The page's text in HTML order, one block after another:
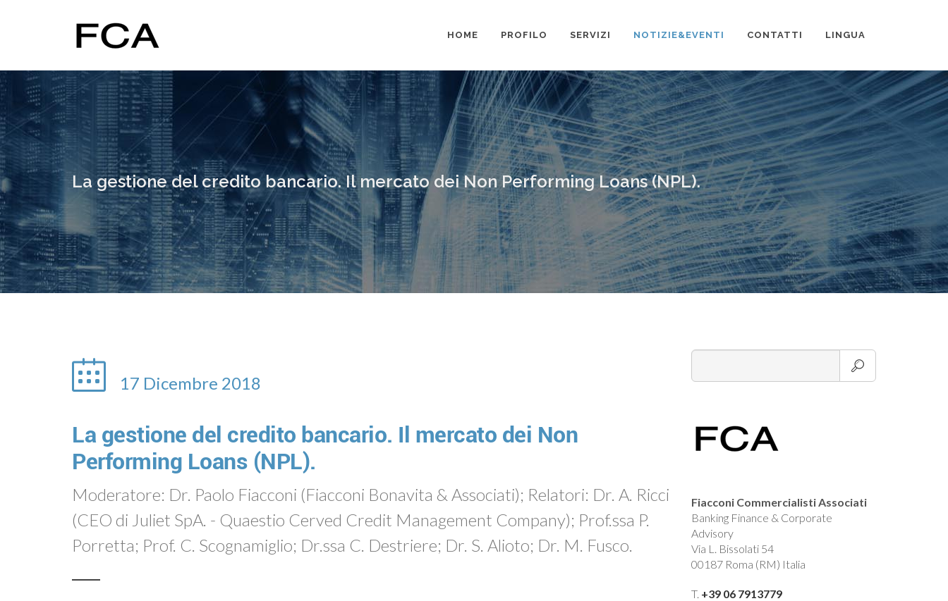
HOME PROFILO SERVIZI NOTIZIE&EVENTI CONTATTI LINGUA
La gestione del credito bancario. Il mercato dei Non Performing Loans (NPL).
17 Dicembre 2018
La gestione del credito bancario. Il mercato dei Non
Performing Loans (NPL).
Moderatore: Dr. Paolo Fiacconi (Fiacconi Bonavita & Associati); Relatori: Dr. A. Ricci
(CEO di Juliet SpA. - Quaestio Cerved Credit Management Company); Prof.ssa P.
Porretta; Prof. C. Scognamiglio; Dr.ssa C. Destriere; Dr. S. Alioto; Dr. M. Fusco.
Fiacconi Commercialisti Associati
Banking Finance & Corporate
Advisory
Via L. Bissolati 54
00187 Roma (RM) Italia
T. +39 06 7913779